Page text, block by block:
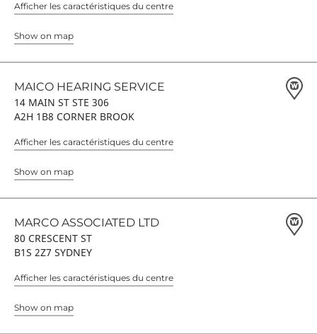
Afficher les caractéristiques du centre
Show on map
MAICO HEARING SERVICE
14 MAIN ST STE 306
A2H 1B8 CORNER BROOK
Afficher les caractéristiques du centre
Show on map
MARCO ASSOCIATED LTD
80 CRESCENT ST
B1S 2Z7 SYDNEY
Afficher les caractéristiques du centre
Show on map